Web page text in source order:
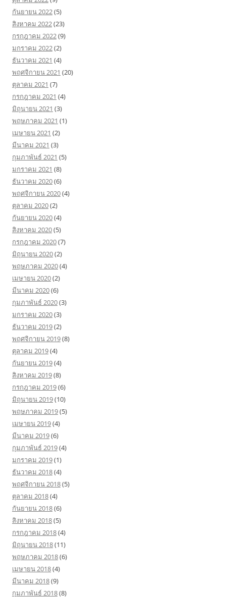
กันยายน 2022(5)
สิงหาคม 2022(23)
กรกฎาคม 2022(9)
มกราคม 2022(2)
ธันวาคม 2021 (4)
พฤศจิกายน 2021 (20)
ตุลาคม 2021 (7)
กรกฎาคม 2021 (4)
มิถุนายน 2021 (3)
พฤษภาคม 2021 (1)
เมษายน 2021 (2)
มีนาคม 2021 (3)
กุมภาพันธ์ 2021 (5)
มกราคม 2021 (8)
ธันวาคม 2020(6)
พฤศจิกายน 2020(4)
ตุลาคม 2020(2)
กันยายน 2020(4)
สิงหาคม 2020(5)
กรกฎาคม 2020(7)
มิถุนายน 2020(2)
พฤษภาคม 2020(4)
เมษายน 2020(2)
มีนาคม 2020(6)
กุมภาพันธ์ 2020(3)
มกราคม 2020(3)
ธันวาคม 2019(2)
พฤศจิกายน 2019(8)
ตุลาคม 2019(4)
กันยายน 2019(4)
สิงหาคม 2019(8)
กรกฎาคม 2019(6)
มิถุนายน 2019(10)
พฤษภาคม 2019(5)
เมษายน 2019(4)
มีนาคม 2019(6)
กุมภาพันธ์ 2019(4)
มกราคม 2019(1)
ธันวาคม 2018(4)
พฤศจิกายน 2018(5)
ตุลาคม 2018(4)
กันยายน 2018(6)
สิงหาคม 2018(5)
กรกฎาคม 2018(4)
มิถุนายน 2018(11)
พฤษภาคม 2018(6)
เมษายน 2018(4)
มีนาคม 2018(9)
กุมภาพันธ์ 2018(8)